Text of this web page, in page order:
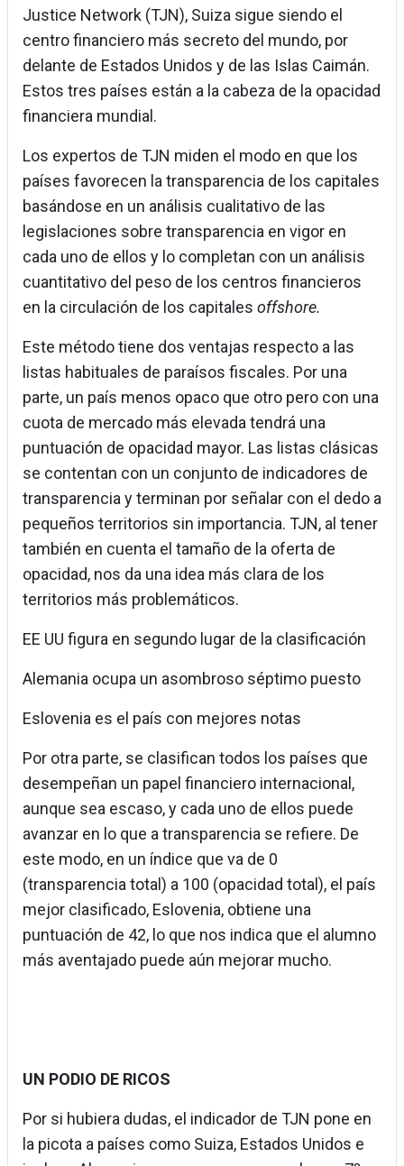
Justice Network (TJN), Suiza sigue siendo el
centro financiero más secreto del mundo, por
delante de Estados Unidos y de las Islas Caimán.
Estos tres países están a la cabeza de la opacidad
financiera mundial.
Los expertos de TJN miden el modo en que los
países favorecen la transparencia de los capitales
basándose en un análisis cualitativo de las
legislaciones sobre transparencia en vigor en
cada uno de ellos y lo completan con un análisis
cuantitativo del peso de los centros financieros
en la circulación de los capitales offshore.
Este método tiene dos ventajas respecto a las
listas habituales de paraísos fiscales. Por una
parte, un país menos opaco que otro pero con una
cuota de mercado más elevada tendrá una
puntuación de opacidad mayor. Las listas clásicas
se contentan con un conjunto de indicadores de
transparencia y terminan por señalar con el dedo a
pequeños territorios sin importancia. TJN, al tener
también en cuenta el tamaño de la oferta de
opacidad, nos da una idea más clara de los
territorios más problemáticos.
EE UU figura en segundo lugar de la clasificación
Alemania ocupa un asombroso séptimo puesto
Eslovenia es el país con mejores notas
Por otra parte, se clasifican todos los países que
desempeñan un papel financiero internacional,
aunque sea escaso, y cada uno de ellos puede
avanzar en lo que a transparencia se refiere. De
este modo, en un índice que va de 0
(transparencia total) a 100 (opacidad total), el país
mejor clasificado, Eslovenia, obtiene una
puntuación de 42, lo que nos indica que el alumno
más aventajado puede aún mejorar mucho.
UN PODIO DE RICOS
Por si hubiera dudas, el indicador de TJN pone en
la picota a países como Suiza, Estados Unidos e